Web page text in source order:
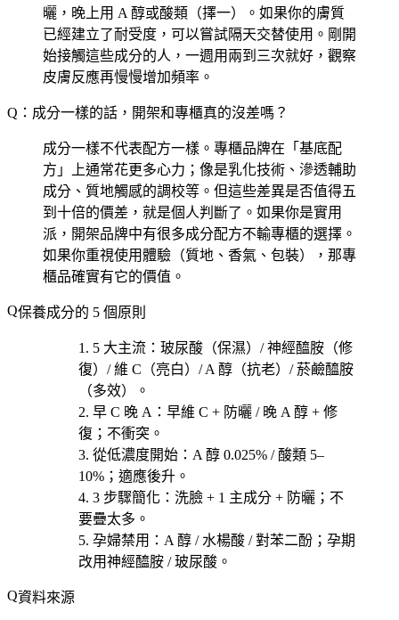
曬，晚上用 A 醇或酸類（擇一）。如果你的膚質
已經建立了耐受度，可以嘗試隔天交替使用。剛開
始接觸這些成分的人，一週用兩到三次就好，觀察
皮膚反應再慢慢增加頻率。
Q：成分一樣的話，開架和專櫃真的沒差嗎？
成分一樣不代表配方一樣。專櫃品牌在「基底配
方」上通常花更多心力；像是乳化技術、滲透輔助
成分、質地觸感的調校等。但這些差異是否值得五
到十倍的價差，就是個人判斷了。如果你是實用
派，開架品牌中有很多成分配方不輸專櫃的選擇。
如果你重視使用體驗（質地、香氣、包裝），那專
櫃品確實有它的價值。
保養成分的 5 個原則
5 大主流 ：玻尿酸（保濕）/ 神經醯胺（修
復）/ 維 C（亮白）/ A 醇（抗老）/ 菸鹼醯胺
（多效）。
早 C 晚 A ：早維 C + 防曬 / 晚 A 醇 + 修
復；不衝突。
從低濃度開始 ：A 醇 0.025% / 酸類 5–
10%；適應後升。
3 步驟簡化 ：洗臉 + 1 主成分 + 防曬；不
要疊太多。
孕婦禁用 ：A 醇 / 水楊酸 / 對苯二酚；孕期
改用神經醯胺 / 玻尿酸。
資料來源